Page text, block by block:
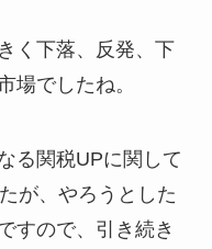
く下落、反発、下
場でしたね。
る関税UPに関して
が、やろうとした
すので、引き続き